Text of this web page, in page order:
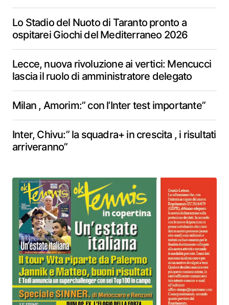
Lo Stadio del Nuoto di Taranto pronto a
ospitarei Giochi del Mediterraneo 2026
Lecce, nuova rivoluzione ai vertici: Mencucci
lascia il ruolo di amministratore delegato
Milan , Amorim:” con l’Inter test importante”
Inter, Chivu:” la squadra+ in crescita , i risultati
arriveranno”